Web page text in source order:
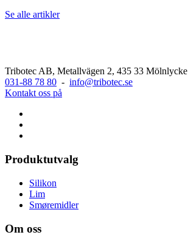
Se alle artikler
Tribotec AB, Metallvägen 2, 435 33 Mölnlycke
031-88 78 80 - info@tribotec.se
Kontakt oss på
Produktutvalg
Silikon
Lim
Smøremidler
Om oss